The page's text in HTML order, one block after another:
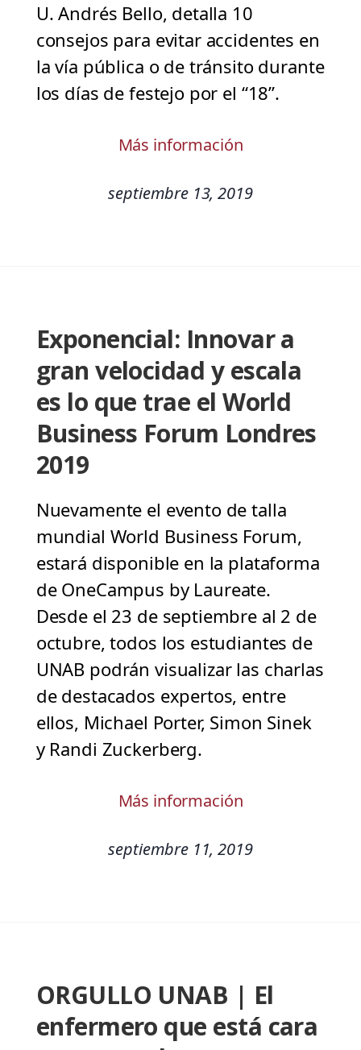
U. Andrés Bello, detalla 10
consejos para evitar accidentes en
la vía pública o de tránsito durante
los días de festejo por el “18”.
Más información
septiembre 13, 2019
Exponencial: Innovar a
gran velocidad y escala
es lo que trae el World
Business Forum Londres
2019
Nuevamente el evento de talla
mundial World Business Forum,
estará disponible en la plataforma
de OneCampus by Laureate.
Desde el 23 de septiembre al 2 de
octubre, todos los estudiantes de
UNAB podrán visualizar las charlas
de destacados expertos, entre
ellos, Michael Porter, Simon Sinek
y Randi Zuckerberg.
Más información
septiembre 11, 2019
ORGULLO UNAB | El
enfermero que está cara